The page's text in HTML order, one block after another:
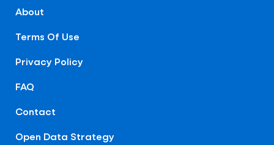
About
Terms Of Use
Privacy Policy
FAQ
Contact
Open Data Strategy